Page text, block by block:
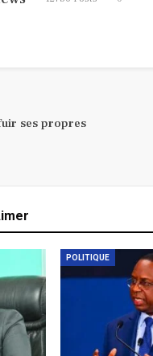
ses propres
POLITIQUE